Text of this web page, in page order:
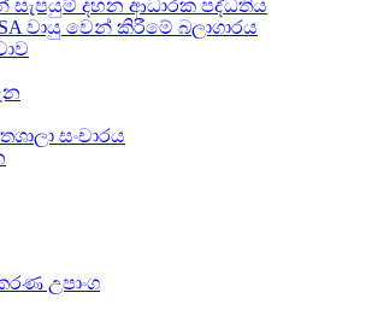
සැපයුම් දහන ආධාරක පද්ධතිය
වායු වෙන් කිරීමේ බලාගාරය
සංචාරය
උපාංග